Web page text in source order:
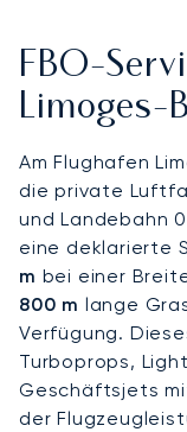
FBO-
Limoges-
Am Flughafen
die private
und Landebahn
eine deklarierte
m bei einer
800 m lange
Verfügung.
Turboprops,
Geschäftsjets
der